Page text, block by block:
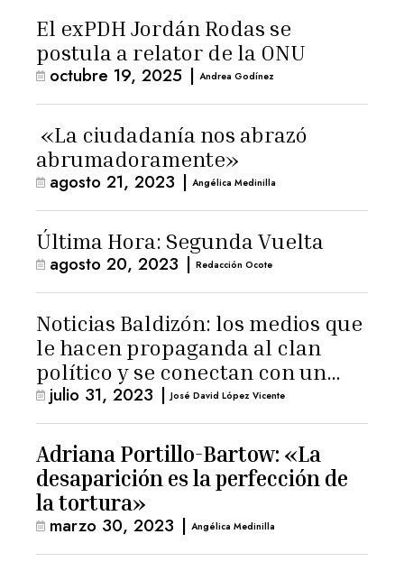
El exPDH Jordán Rodas se
postula a relator de la ONU
octubre 19, 2025 | Andrea Godínez
«La ciudadanía nos abrazó
abrumadoramente»
agosto 21, 2023 | Angélica Medinilla
Última Hora: Segunda Vuelta
agosto 20, 2023 | Redacción Ocote
Noticias Baldizón: los medios que
le hacen propaganda al clan
político y se conectan con un
hombre de confianza de
Giammattei
julio 31, 2023 | José David López Vicente
Adriana Portillo-Bartow: «La
desaparición es la perfección de
la tortura»
marzo 30, 2023 | Angélica Medinilla